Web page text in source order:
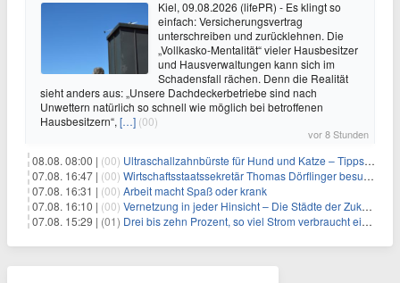
Kiel, 09.08.2026 (lifePR) - Es klingt so
einfach: Versicherungsvertrag
unterschreiben und zurücklehnen. Die
„Vollkasko-Mentalität“ vieler Hausbesitzer
und Hausverwaltungen kann sich im
Schadensfall rächen. Denn die Realität
sieht anders aus: „Unsere Dachdeckerbetriebe sind nach
Unwettern natürlich so schnell wie möglich bei betroffenen
Hausbesitzern“, […] (00)
vor 8 Stunden
08.08. 08:00 | (00) Ultraschallzahnbürste für Hund und Katze – Tipps zur erfolgreichen Eingewöhnung
07.08. 16:47 | (00) Wirtschaftsstaatssekretär Thomas Dörflinger besucht Handwerksbetrieb im Kammerbezirk Freiburg
07.08. 16:31 | (00) Arbeit macht Spaß oder krank
07.08. 16:10 | (00) Vernetzung in jeder Hinsicht – Die Städte der Zukunft sind grün-blau
07.08. 15:29 | (01) Drei bis zehn Prozent, so viel Strom verbraucht ein Aufzug im Gebäude